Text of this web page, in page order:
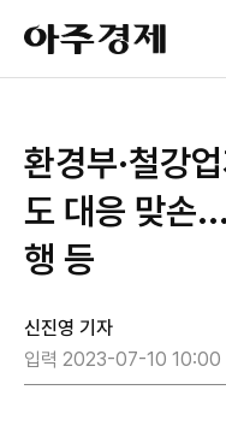
아
주
경
환경부·철강
도 대응 맞손
행 등
신진영 기자
입력 2023-07-10 10:00